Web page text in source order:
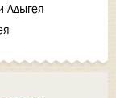
Адыгея